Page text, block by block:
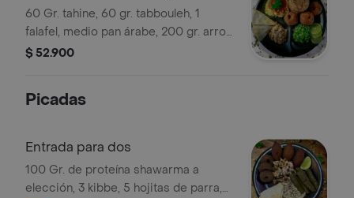
60 Gr. tahine, 60 gr. tabbouleh, 1
falafel, medio pan árabe, 200 gr. arroz
de almendra y 60 gr. marmahón de
$ 52.900
Picadas
Entrada para dos
100 Gr. de proteína shawarma a
elección, 3 kibbe, 5 hojitas de parra,